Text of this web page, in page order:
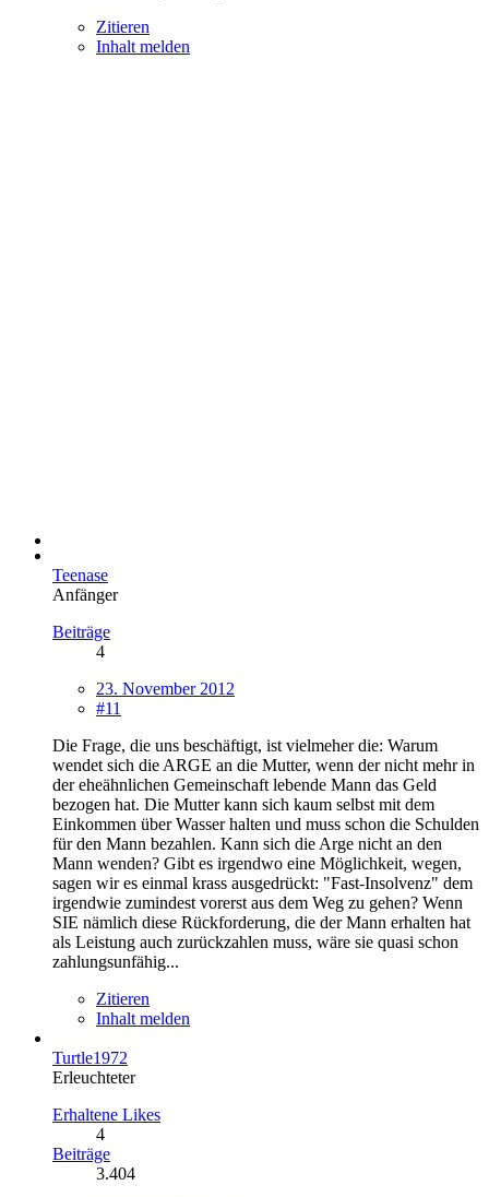
Zitieren
Inhalt melden
Teenase
Anfänger
Beiträge
4
23. November 2012
#11
Die Frage, die uns beschäftigt, ist vielmeher die: Warum
wendet sich die ARGE an die Mutter, wenn der nicht mehr in
der eheähnlichen Gemeinschaft lebende Mann das Geld
bezogen hat. Die Mutter kann sich kaum selbst mit dem
Einkommen über Wasser halten und muss schon die Schulden
für den Mann bezahlen. Kann sich die Arge nicht an den
Mann wenden? Gibt es irgendwo eine Möglichkeit, wegen,
sagen wir es einmal krass ausgedrückt: "Fast-Insolvenz" dem
irgendwie zumindest vorerst aus dem Weg zu gehen? Wenn
SIE nämlich diese Rückforderung, die der Mann erhalten hat
als Leistung auch zurückzahlen muss, wäre sie quasi schon
zahlungsunfähig...
Zitieren
Inhalt melden
Turtle1972
Erleuchteter
Erhaltene Likes
4
Beiträge
3.404